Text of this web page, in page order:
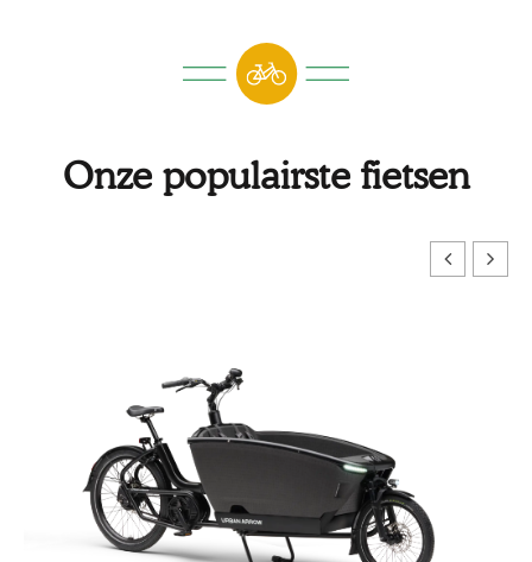
Onze populairste fietsen